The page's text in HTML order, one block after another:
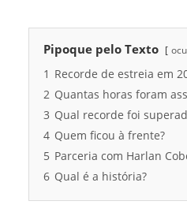
Pipoque pelo Texto
1 Recorde de estreia em
2 Quantas horas foram
3 Qual recorde foi
4 Quem ficou à frente?
5 Parceria com Harlan
6 Qual é a história?